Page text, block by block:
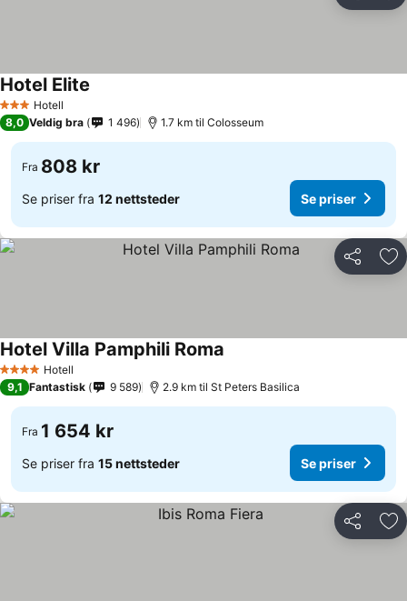
3 StjernerHotell
Hotel Elite
8,0 Veldig bra 1 496 1.7 km til Colosseum
Fra 808 kr
Se priser fra 12 nettsteder Se priser
Del
4 StjernerHotell
Hotel Villa Pamphili Roma
9,1 Fantastisk 9 589 2.9 km til St Peters Basilica
Fra 1 654 kr
Se priser fra 15 nettsteder Se priser
Del